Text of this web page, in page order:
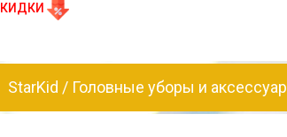
StarKid Головные уборы и